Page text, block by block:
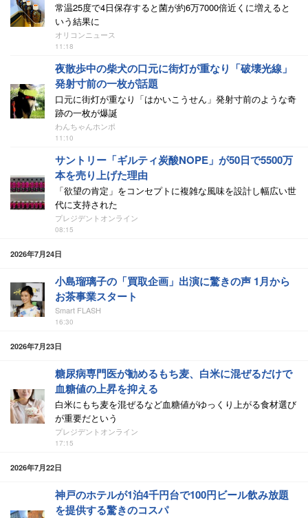
常温25度で4日保存すると菌が約6万7000倍近くに増えると
いう結果に
オリコンニュース
11:18
夜散歩中の柴犬の口元に街灯が重なり「破壊光線」
発射寸前の一枚が話題
口元に街灯が重なり「はかいこうせん」発射寸前のような奇
跡の一枚が爆誕
わんちゃんホンポ
11:10
サントリー「ギルティ炭酸NOPE」が50日で5500万
本を売り上げた理由
「欲望の肯定」をコンセプトに複雑な風味を設計し幅広い世
代に支持された
プレジデントオンライン
08:15
2026年7月24日
小島瑠璃子の「買取企画」出演に驚きの声 1月から
お茶事業スタート
Smart FLASH
16:30
2026年7月23日
糖尿病専門医が勧めるもち麦、白米に混ぜるだけで
血糖値の上昇を抑える
白米にもち麦を混ぜるなど血糖値がゆっくり上がる食材選び
が重要だという
プレジデントオンライン
17:15
2026年7月22日
神戸のホテルが1泊4千円台で100円ビール飲み放題
を提供する驚きのコスパ